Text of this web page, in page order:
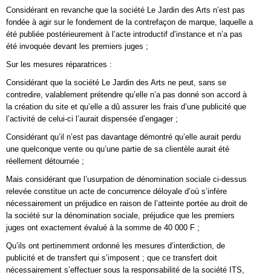
Considérant en revanche que la société Le Jardin des Arts n’est pas
fondée à agir sur le fondement de la contrefaçon de marque, laquelle a
été publiée postérieurement à l’acte introductif d’instance et n’a pas
été invoquée devant les premiers juges ;
Sur les mesures réparatrices :
Considérant que la société Le Jardin des Arts ne peut, sans se
contredire, valablement prétendre qu’elle n’a pas donné son accord à
la création du site et qu’elle a dû assurer les frais d’une publicité que
l’activité de celui-ci l’aurait dispensée d’engager ;
Considérant qu’il n’est pas davantage démontré qu’elle aurait perdu
une quelconque vente ou qu’une partie de sa clientèle aurait été
réellement détournée ;
Mais considérant que l’usurpation de dénomination sociale ci-dessus
relevée constitue un acte de concurrence déloyale d’où s’infère
nécessairement un préjudice en raison de l’atteinte portée au droit de
la société sur la dénomination sociale, préjudice que les premiers
juges ont exactement évalué à la somme de 40 000 F ;
Qu’ils ont pertinemment ordonné les mesures d’interdiction, de
publicité et de transfert qui s’imposent ; que ce transfert doit
nécessairement s’effectuer sous la responsabilité de la société ITS,